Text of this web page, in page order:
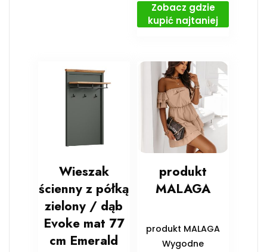
Zobacz gdzie
kupić najtaniej
Wieszak
ścienny z półką
zielony / dąb
Evoke mat 77
cm Emerald
produkt
MALAGA
produkt MALAGA
Wygodne